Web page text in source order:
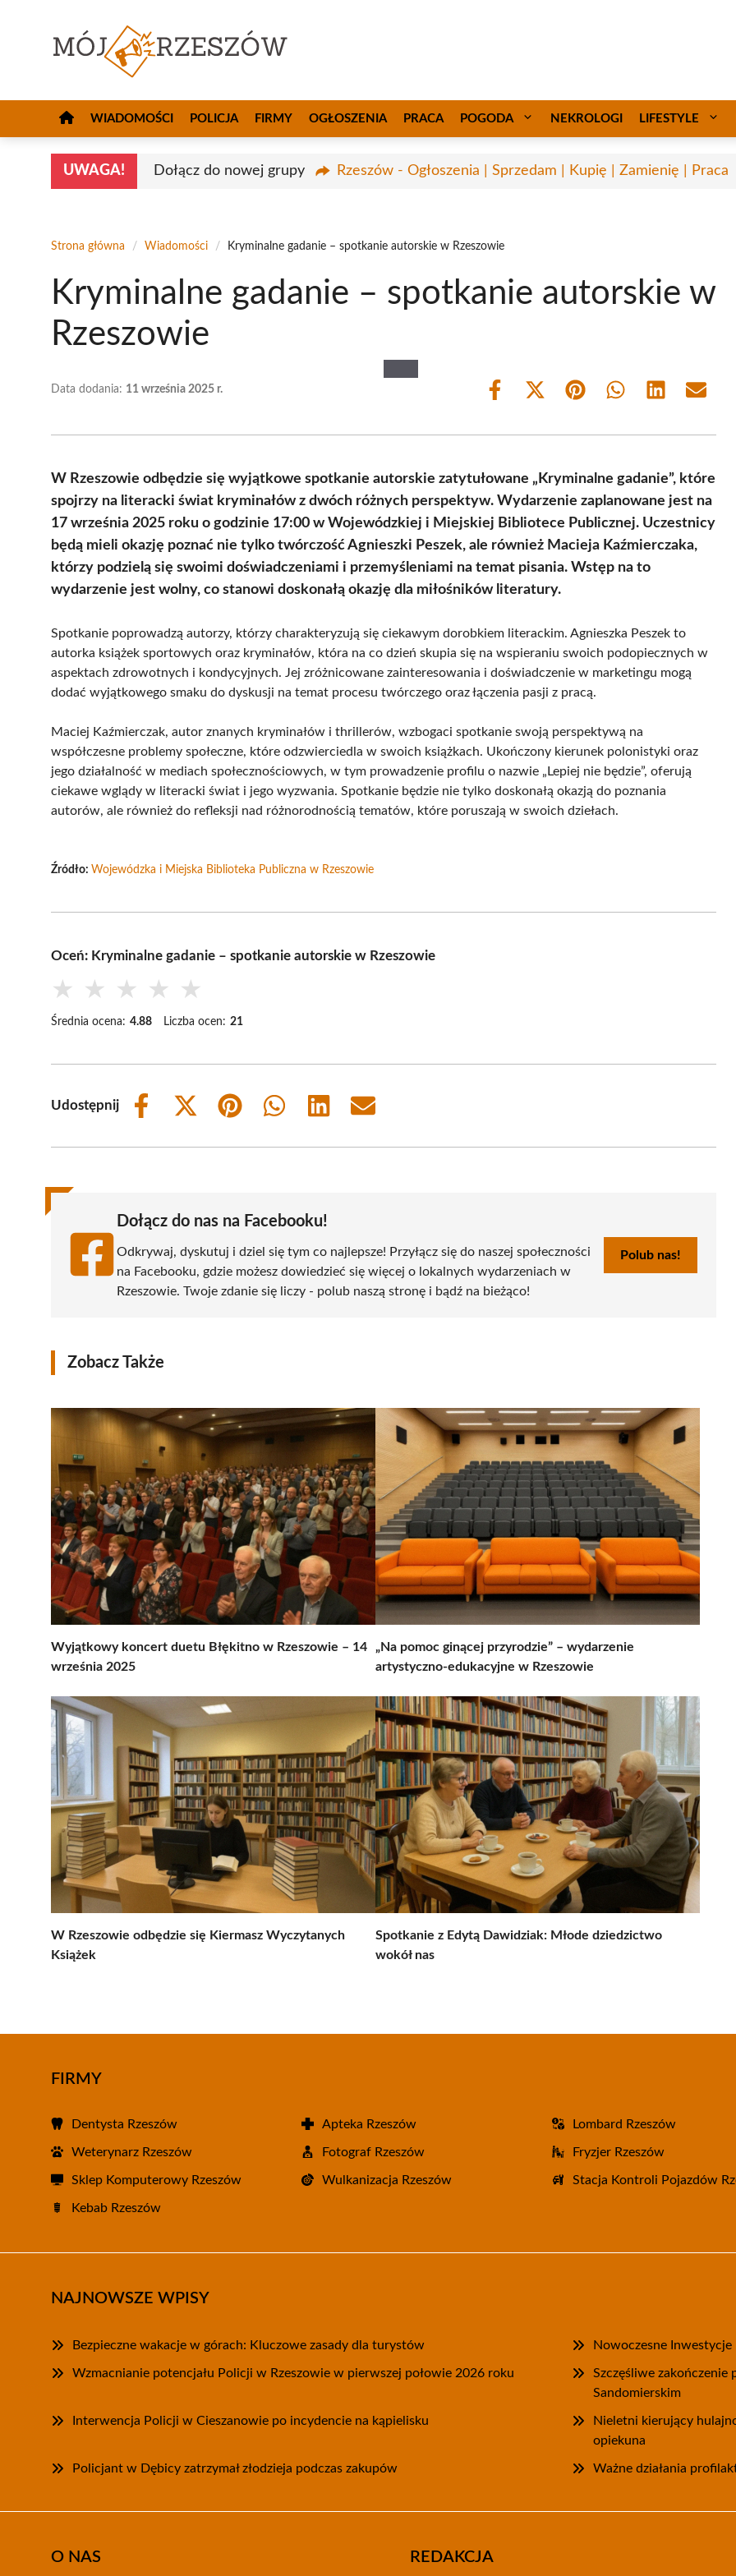
WIADOMOŚCI POLICJA FIRMY OGŁOSZENIA PRACA POGODA NEKROLOGI LIFESTYLE
UWAGA! Dołącz do nowej grupy Rzeszów - Ogłoszenia | Sprzedam | Kupię | Zamienię | Praca
Strona główna / Wiadomości / Kryminalne gadanie – spotkanie autorskie w Rzeszowie
Kryminalne gadanie – spotkanie autorskie w
Rzeszowie
Data dodania: 11 września 2025 r.
Share
Share
(Twitter)
Share Share Share Share
W Rzeszowie odbędzie się wyjątkowe spotkanie autorskie zatytułowane „Kryminalne gadanie”, które
spojrzy na literacki świat kryminałów z dwóch różnych perspektyw. Wydarzenie zaplanowane jest na
17 września 2025 roku o godzinie 17:00 w Wojewódzkiej i Miejskiej Bibliotece Publicznej. Uczestnicy
będą mieli okazję poznać nie tylko twórczość Agnieszki Peszek, ale również Macieja Kaźmierczaka,
którzy podzielą się swoimi doświadczeniami i przemyśleniami na temat pisania. Wstęp na to
wydarzenie jest wolny, co stanowi doskonałą okazję dla miłośników literatury.
Spotkanie poprowadzą autorzy, którzy charakteryzują się ciekawym dorobkiem literackim. Agnieszka Peszek to
autorka książek sportowych oraz kryminałów, która na co dzień skupia się na wspieraniu swoich podopiecznych w
aspektach zdrowotnych i kondycyjnych. Jej zróżnicowane zainteresowania i doświadczenie w marketingu mogą
dodać wyjątkowego smaku do dyskusji na temat procesu twórczego oraz łączenia pasji z pracą.
Maciej Kaźmierczak, autor znanych kryminałów i thrillerów, wzbogaci spotkanie swoją perspektywą na
współczesne problemy społeczne, które odzwierciedla w swoich książkach. Ukończony kierunek polonistyki oraz
jego działalność w mediach społecznościowych, w tym prowadzenie profilu o nazwie „Lepiej nie będzie”, oferują
ciekawe wglądy w literacki świat i jego wyzwania. Spotkanie będzie nie tylko doskonałą okazją do poznania
autorów, ale również do refleksji nad różnorodnością tematów, które poruszają w swoich dziełach.
Źródło: Wojewódzka i Miejska Biblioteka Publiczna w Rzeszowie
Oceń: Kryminalne gadanie – spotkanie autorskie w Rzeszowie
★ ★ ★ ★ ★
Średnia ocena: 4.88 Liczba ocen: 21
Udostępnij
Share
Share
(Twitter)
Share
Share
Share
Share
Dołącz do nas na Facebooku!
Odkrywaj, dyskutuj i dziel się tym co najlepsze! Przyłącz się do naszej społeczności
na Facebooku, gdzie możesz dowiedzieć się więcej o lokalnych wydarzeniach w
Rzeszowie. Twoje zdanie się liczy - polub naszą stronę i bądź na bieżąco!
Polub nas!
Zobacz Także
Wyjątkowy koncert duetu Błękitno w Rzeszowie – 14
września 2025
„Na pomoc ginącej przyrodzie” – wydarzenie
artystyczno-edukacyjne w Rzeszowie
W Rzeszowie odbędzie się Kiermasz Wyczytanych
Książek
Spotkanie z Edytą Dawidziak: Młode dziedzictwo
wokół nas
FIRMY
Dentysta Rzeszów Apteka Rzeszów Lombard Rzeszów
Weterynarz Rzeszów Fotograf Rzeszów Fryzjer Rzeszów
Sklep Komputerowy Rzeszów Wulkanizacja Rzeszów Stacja Kontroli Pojazdów
Kebab Rzeszów
NAJNOWSZE WPISY
Bezpieczne wakacje w górach: Kluczowe zasady dla turystów Nowoczesne Inwestycje
Wzmacnianie potencjału Policji w Rzeszowie w pierwszej połowie 2026 roku
Szczęśliwe
Sandomierskim
Interwencja Policji w Cieszanowie po incydencie na kąpielisku
Nieletni kierujący
opiekuna
Policjant w Dębicy zatrzymał złodzieja podczas zakupów Ważne działania
O NAS REDAKCJA